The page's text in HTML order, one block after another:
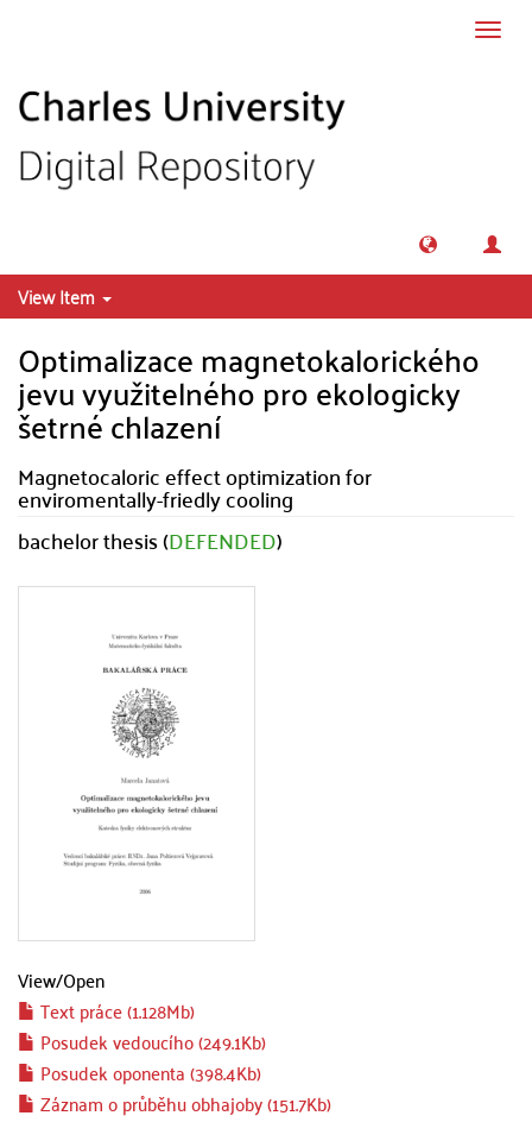
View Item
Optimalizace magnetokalorického
jevu využitelného pro ekologicky
šetrné chlazení
Magnetocaloric effect optimization for
enviromentally-friedly cooling
bachelor thesis (DEFENDED)
View/Open
Text práce (1.128Mb)
Posudek vedoucího (249.1Kb)
Posudek oponenta (398.4Kb)
Záznam o průběhu obhajoby (151.7Kb)